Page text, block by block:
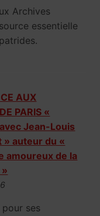
Archives
essentielle
AUX
PARIS «
Jean-Louis
» auteur du «
amoureux de la
ses